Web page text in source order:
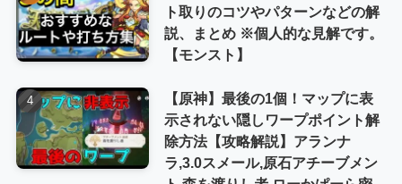
ト取りのコツやパターンなどの解
説、まとめ ※個人的な見解です。
【モンスト】
【原神】最後の1個！マップに表
示されない隠しワープポイント解
除方法【攻略解説】アランナ
ラ,3.0スメール,原石アチーブメン